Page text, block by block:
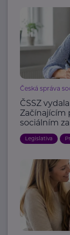
Česká správa
ČSSZ
Začínajícím
sociálním
Legislativa